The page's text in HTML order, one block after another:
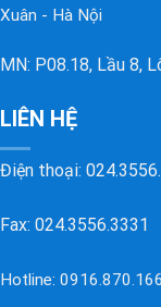
Xuân - Hà Nội
MN: P08.18, Lầu 8,
LIÊN HỆ
Điện thoại:
Fax: 024.3556.3331
Hotline: 0916.870.166